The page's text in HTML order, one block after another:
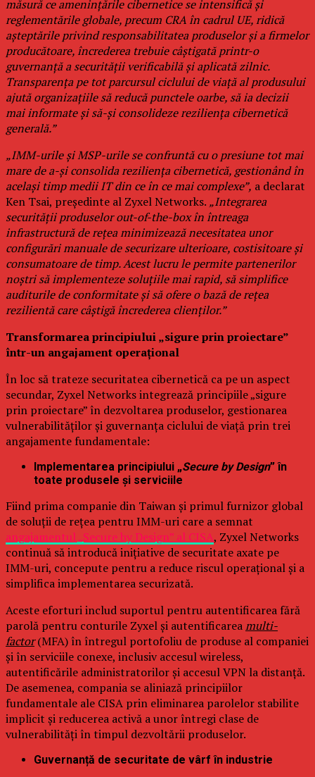
măsură ce amenințările cibernetice se intensifică și
reglementările globale, precum CRA în cadrul UE, ridică
așteptările privind responsabilitatea produselor și a firmelor
producătoare, încrederea trebuie câștigată printr-o
guvernanță a securității verificabilă și aplicată zilnic.
Transparența pe tot parcursul ciclului de viață al produsului
ajută organizațiile să reducă punctele oarbe, să ia decizii
mai informate și să-și consolideze reziliența cibernetică
generală.”
„IMM-urile și MSP-urile se confruntă cu o presiune tot mai
mare de a-și consolida reziliența cibernetică, gestionând în
același timp medii IT din ce în ce mai complexe”, a declarat
Ken Tsai, președinte al Zyxel Networks. „Integrarea
securității produselor out-of-the-box în întreaga
infrastructură de rețea minimizează necesitatea unor
configurări manuale de securizare ulterioare, costisitoare și
consumatoare de timp. Acest lucru le permite partenerilor
noștri să implementeze soluțiile mai rapid, să simplifice
auditurile de conformitate și să ofere o bază de rețea
rezilientă care câștigă încrederea clienților.”
Transformarea principiului „sigure prin proiectare”
într-un angajament operațional
În loc să trateze securitatea cibernetică ca pe un aspect
secundar, Zyxel Networks integrează principiile „sigure
prin proiectare” în dezvoltarea produselor, gestionarea
vulnerabilităților și guvernanța ciclului de viață prin trei
angajamente fundamentale:
Implementarea principiului „Secure by Design” în
toate produsele și serviciile
Fiind prima companie din Taiwan și primul furnizor global
de soluții de rețea pentru IMM-uri care a semnat
angajamentul „Secure by Design” al CISA, Zyxel Networks
continuă să introducă inițiative de securitate axate pe
IMM-uri, concepute pentru a reduce riscul operațional și a
simplifica implementarea securizată.
Aceste eforturi includ suportul pentru autentificarea fără
parolă pentru conturile Zyxel și autentificareamulti-
factor(MFA) în întregul portofoliu de produse al companiei
și în serviciile conexe, inclusiv accesul wireless,
autentificările administratorilor și accesul VPN la distanță.
De asemenea, compania se aliniază principiilor
fundamentale ale CISA prin eliminarea parolelor stabilite
implicit și reducerea activă a unor întregi clase de
vulnerabilități în timpul dezvoltării produselor.
Guvernanță de securitate de vârf în industrie